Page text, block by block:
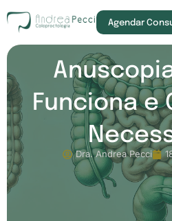
Agendar
Funciona e
Dra. Andrea Pecci